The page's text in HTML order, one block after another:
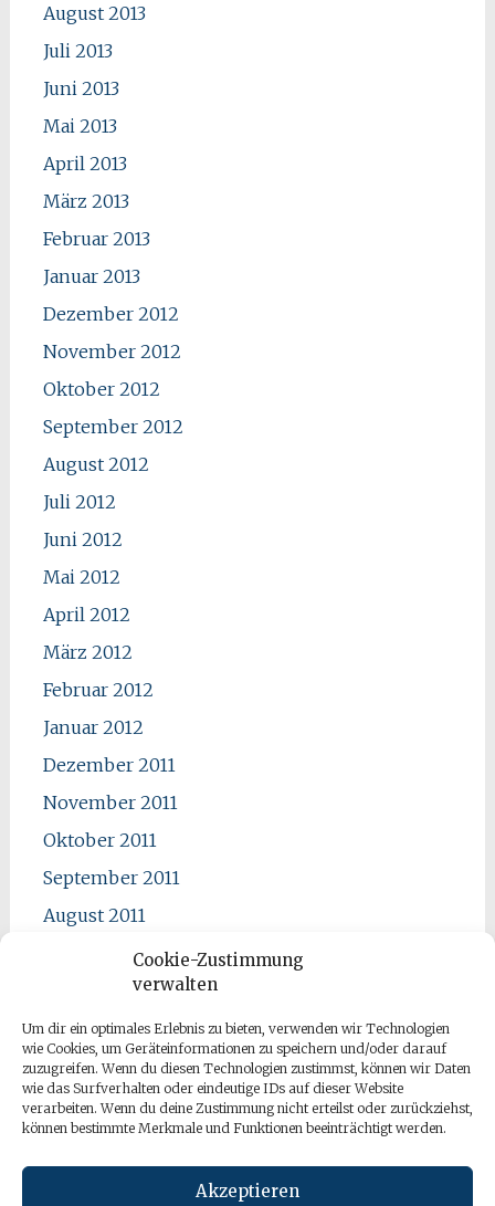
Cookie-Zustimmung
verwalten
Um dir ein optimales Erlebnis zu bieten, verwenden wir Technologien
wie Cookies, um Geräteinformationen zu speichern und/oder darauf
zuzugreifen. Wenn du diesen Technologien zustimmst, können wir Daten
wie das Surfverhalten oder eindeutige IDs auf dieser Website
verarbeiten. Wenn du deine Zustimmung nicht erteilst oder zurückziehst,
können bestimmte Merkmale und Funktionen beeinträchtigt werden.
Akzeptieren
August 2013
Juli 2013
Juni 2013
Mai 2013
April 2013
März 2013
Februar 2013
Januar 2013
Dezember 2012
November 2012
Oktober 2012
September 2012
August 2012
Juli 2012
Juni 2012
Mai 2012
April 2012
März 2012
Februar 2012
Januar 2012
Dezember 2011
November 2011
Oktober 2011
September 2011
August 2011
Mai 2011
April 2011